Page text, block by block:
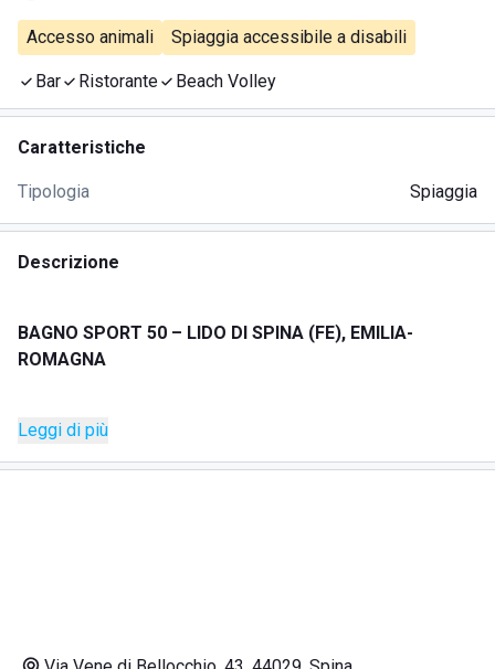
Accesso animali Spiaggia accessibile a disabili
Bar Ristorante Beach Volley
Caratteristiche
Tipologia Spiaggia
Descrizione
BAGNO SPORT 50 – LIDO DI SPINA (FE), EMILIA-
ROMAGNA
DESCRIZIONE
Leggi di più